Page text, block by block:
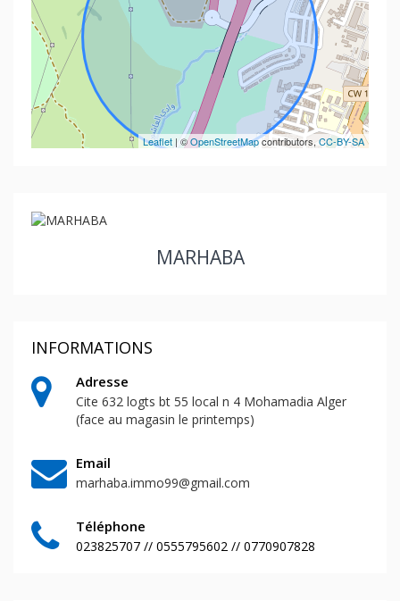
Leaflet | ©OpenStreetMapcontributors, CC-BY-SA
MARHABA
INFORMATIONS
Adresse
Cite 632 logts bt 55 local n 4 Mohamadia Alger
(face au magasin le printemps)
Email
marhaba.immo99@gmail.com
Téléphone
023825707 // 0555795602 // 0770907828